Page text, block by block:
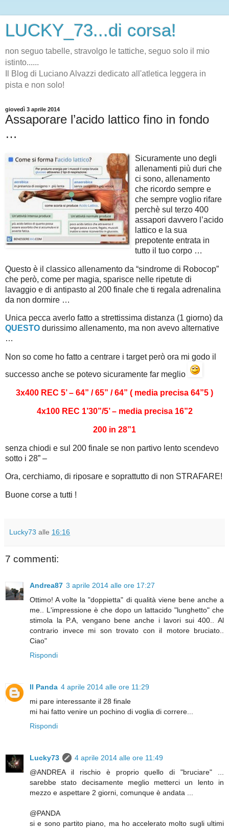
LUCKY_73...di corsa!
non seguo tabelle, stravolgo le tattiche, seguo solo il mio
istinto......
Il Blog di Luciano Alvazzi dedicato all'atletica leggera in
pista e non solo!
giovedì 3 aprile 2014
Assaporare l’acido lattico fino in fondo
…
Sicuramente uno degli
allenamenti più duri che
ci sono, allenamento
che ricordo sempre e
che sempre voglio rifare
perchè sul terzo 400
assapori davvero l’acido
lattico e la sua
prepotente entrata in
tutto il tuo corpo …
Questo è il classico allenamento da “sindrome di Robocop”
che però, come per magia, sparisce nelle ripetute di
lavaggio e di antipasto al 200 finale che ti regala adrenalina
da non dormire …
Unica pecca averlo fatto a strettissima distanza (1 giorno) da
QUESTO durissimo allenamento, ma non avevo alternative
…
Non so come ho fatto a centrare i target però ora mi godo il
successo anche se potevo sicuramente far meglio
3x400 REC 5’ – 64” / 65” / 64” ( media precisa 64”5 )
4x100 REC 1’30”/5’ – media precisa 16”2
200 in 28”1
senza chiodi e sul 200 finale se non partivo lento scendevo
sotto i 28” –
Ora, cerchiamo, di riposare e soprattutto di non STRAFARE!
Buone corse a tutti !
Lucky73 alle 16:16
7 commenti:
Andrea87 3 aprile 2014 alle ore 17:27
Ottimo! A volte la "doppietta" di qualità viene bene anche a
me.. L'impressione è che dopo un lattacido "lunghetto" che
stimola la P.A, vengano bene anche i lavori sui 400.. Al
contrario invece mi son trovato con il motore bruciato..
Ciao"
Rispondi
Il Panda 4 aprile 2014 alle ore 11:29
mi pare interessante il 28 finale
mi hai fatto venire un pochino di voglia di correre...
Rispondi
Lucky73
4 aprile 2014 alle ore 11:49
@ANDREA il rischio è proprio quello di "bruciare" ...
sarebbe stato decisamente meglio metterci un lento in
mezzo e aspettare 2 giorni, comunque è andata ...
@PANDA
si e sono partito piano, ma ho accelerato molto sugli ultimi